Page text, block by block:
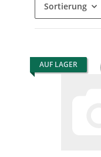
Sortierung
AUF LAGER